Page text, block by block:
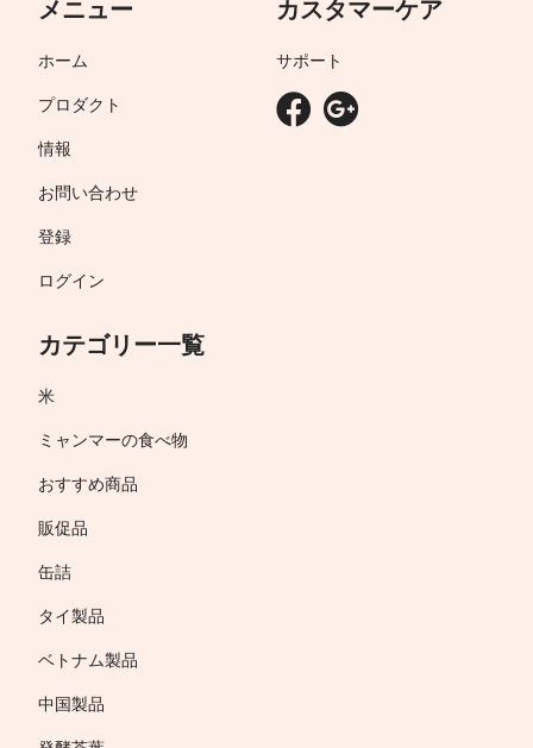
メニュー
ホーム
プロダクト
情報
お問い合わせ
登録
ログイン
カテゴリー一覧
米
ミャンマーの食べ物
おすすめ商品
販促品
缶詰
タイ製品
ベトナム製品
中国製品
カスタマーケア
サポート